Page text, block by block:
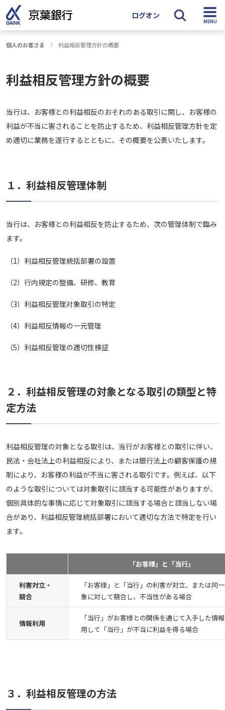
ログオン
個人のお客さま 利益相反管理方針の概要
利益相反管理方針の概要
当行は、お客様との利益相反のおそれのある取引に関し、お客様の
利益が不当に害されることを防止するため、利益相反管理方針を定
め適切に業務を遂行するとともに、その概要を公表いたします。
１．利益相反管理体制
当行は、お客様との利益相反を防止するため、次の管理体制で臨み
ます。
（1） 利益相反管理統括部署の設置
（2） 行内規定の整備、研修、教育
（3） 利益相反管理対象取引の特定
（4） 利益相反情報の一元管理
（5） 利益相反管理の適切性検証
２．利益相反管理の対象となる取引の類型と特
定方法
利益相反管理の対象となる取引は、当行がお客様との取引に伴い、
民法・会社法上の利益相反により、または銀行法上の顧客保護の規
制により、お客様の利益が不当に害される取引です。例えば、以下
のような取引については対象取引に該当する可能性がありますが、
個別具体的な事情に応じて対象取引に該当する場合と該当しない場
合があり、利益相反管理統括部署において適切な方法で特定を行い
ます。
「お客様」と「当行」
利害対立・
競合
「お客様」と「当行」の利害が対立、または同
象に対して競合し、不当性がある場合
情報利用
「当行」がお客様との関係を通じて入手した情
用して「当行」が不当に利益を得る場合
３．利益相反管理の方法